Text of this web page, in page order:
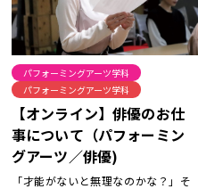
パフォーミングアーツ学科
パフォーミングアーツ学科
【オンライン】俳優のお仕
事について（パフォーミン
グアーツ／俳優)
「才能がないと無理なのかな？」そ